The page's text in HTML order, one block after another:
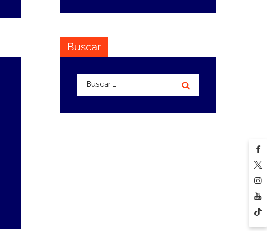
Buscar
Buscar: